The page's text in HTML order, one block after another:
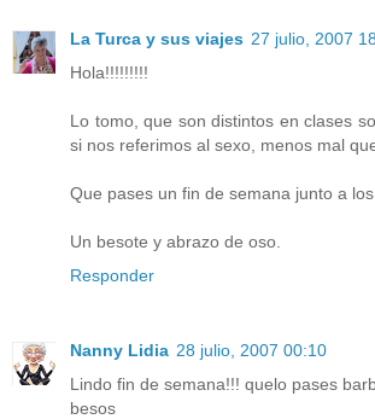
La Turca y sus viajes 27 julio, 2007
Hola!!!!!!!!!
Lo tomo, que son distintos en clases
si nos referimos al sexo, menos mal
Que pases un fin de semana junto a los
Un besote y abrazo de oso.
Responder
Nanny Lidia 28 julio, 2007 00:10
Lindo fin de semana!!! quelo pases
besos